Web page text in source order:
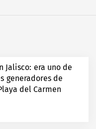
Jalisco: era uno de
generadores de
del Carmen